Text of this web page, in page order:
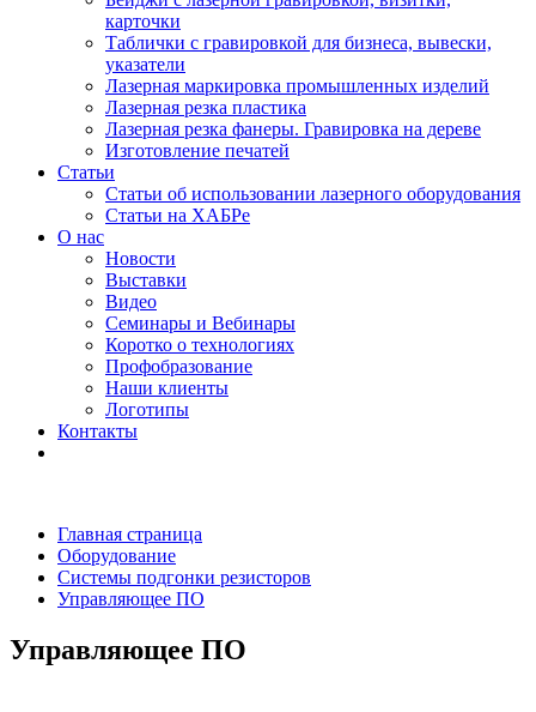
карточки
Таблички с гравировкой для бизнеса, вывески,
указатели
Лазерная маркировка промышленных изделий
Лазерная резка пластика
Лазерная резка фанеры. Гравировка на дереве
Изготовление печатей
Статьи
Статьи об использовании лазерного оборудования
Статьи на ХАБРе
О нас
Новости
Выставки
Видео
Семинары и Вебинары
Коротко о технологиях
Профобразование
Наши клиенты
Логотипы
Контакты
Главная страница
Оборудование
Системы подгонки резисторов
Управляющее ПО
Управляющее ПО